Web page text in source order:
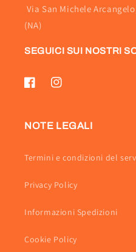
Via San Michele
(NA)
SEGUICI SUI NOSTRI
FacebookInstagram
NOTE LEGALI
Termini e condizioni del
Privacy Policy
Informazioni Spedizioni
Cookie Policy